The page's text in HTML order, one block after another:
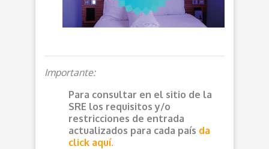
Importante:
Para consultar en el sitio de la
SRE los requisitos y/o
restricciones de entrada
actualizados para cada país da
click aquí.